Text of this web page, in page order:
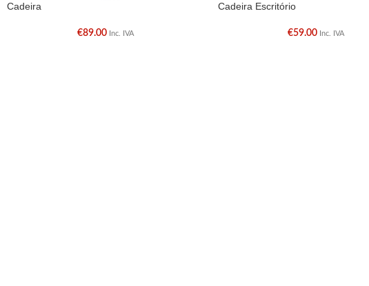
Cadeira
€89.00 Inc. IVA
Cadeira Escritório
€59.00 Inc. IVA